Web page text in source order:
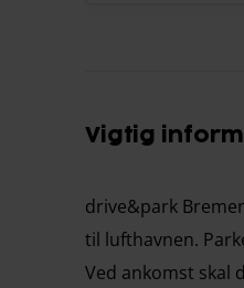
Vigtig
drive&park
til lufthavnen.
Ved ankomst skal